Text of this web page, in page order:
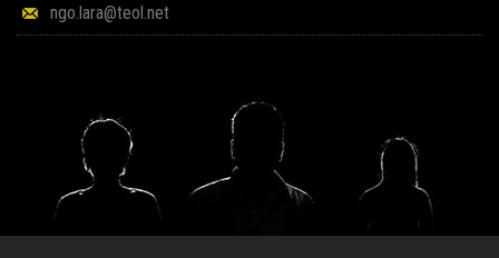
ngo.lara@teol.net